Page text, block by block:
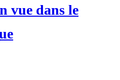
vue dans le